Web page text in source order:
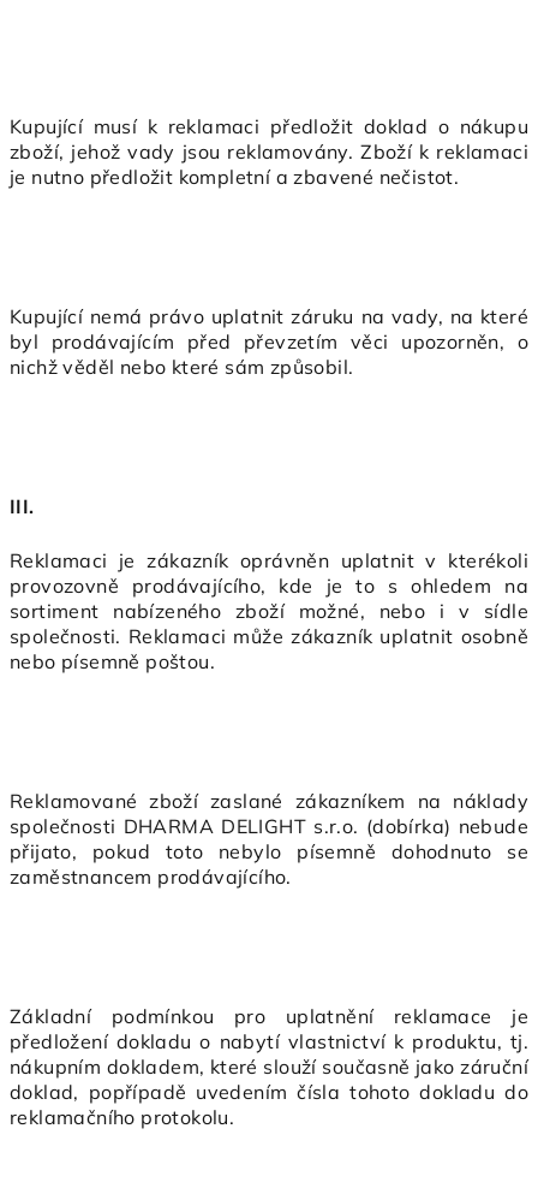
Kupující musí k reklamaci předložit doklad o nákupu
zboží, jehož vady jsou reklamovány. Zboží k reklamaci
je nutno předložit kompletní a zbavené nečistot.
Kupující nemá právo uplatnit záruku na vady, na které
byl prodávajícím před převzetím věci upozorněn, o
nichž věděl nebo které sám způsobil.
III.
Reklamaci je zákazník oprávněn uplatnit v kterékoli
provozovně prodávajícího, kde je to s ohledem na
sortiment nabízeného zboží možné, nebo i v sídle
společnosti. Reklamaci může zákazník uplatnit osobně
nebo písemně poštou.
Reklamované zboží zaslané zákazníkem na náklady
společnosti DHARMA DELIGHT s.r.o. (dobírka) nebude
přijato, pokud toto nebylo písemně dohodnuto se
zaměstnancem prodávajícího.
Základní podmínkou pro uplatnění reklamace je
předložení dokladu o nabytí vlastnictví k produktu, tj.
nákupním dokladem, které slouží současně jako záruční
doklad, popřípadě uvedením čísla tohoto dokladu do
reklamačního protokolu.